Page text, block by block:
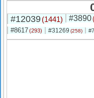
#12039(1441) #3890
#8617(293) #31269 (258)